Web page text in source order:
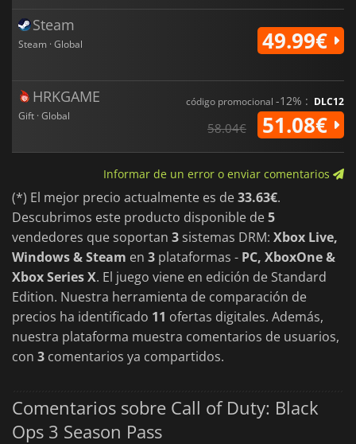
Steam
Steam · Global 49.99€
HRKGAME
Gift · Global
código promocional -12% : DLC12
58.04€ 51.08€
Informar de un error o enviar comentarios
(*) El mejor precio actualmente es de33.63€.
Descubrimos este producto disponible de5
vendedores que soportan 3 sistemas DRM: Xbox Live,
Windows & Steam en 3 plataformas - PC, XboxOne &
Xbox Series X. El juego viene en edición de Standard
Edition. Nuestra herramienta de comparación de
precios ha identificado 11 ofertas digitales. Además,
nuestra plataforma muestra comentarios de usuarios,
con 3 comentarios ya compartidos.
Comentarios sobre Call of Duty: Black
Ops 3 Season Pass